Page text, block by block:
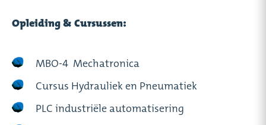
Opleiding & Cursussen:
MBO-4 Mechatronica
Cursus Hydrauliek en Pneumatiek
PLC industriële automatisering